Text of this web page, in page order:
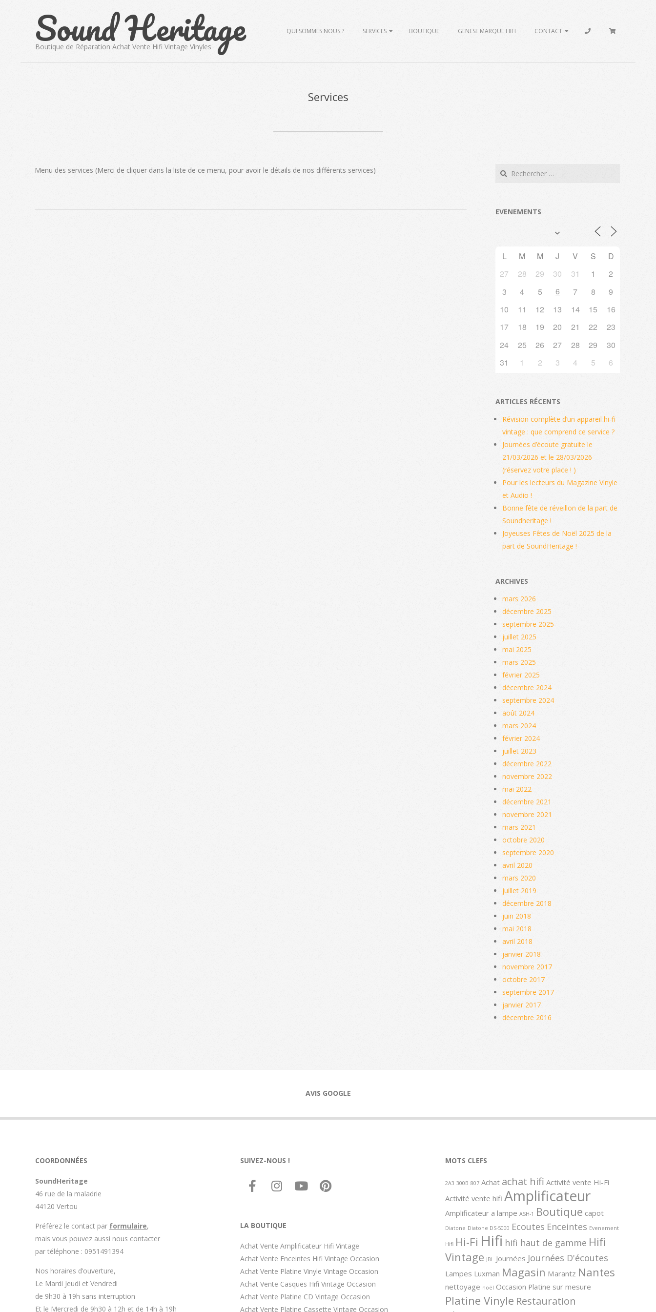
Sound Heritage
Boutique de Réparation Achat Vente Hifi Vintage Vinyles
PrimaryQUI SOMMES NOUS ? SERVICES BOUTIQUE GENESE MARQUE HIFI CONTACT
Services
Menu des services (Merci de cliquer dans la liste de ce menu, pour avoir le détails de nos différents services) Search
EVENEMENTS
L M M J V S
D
27
28 29 30 31 1
2
3
4 5 6 7 8
9
10
11 12 13 14 15
16
17
18 19 20 21 22
23
24
25 26 27 28 29
30
31
1 2 3 4 5 6
ARTICLES RÉCENTS
Révision complète d’un appareil hi‑fi
vintage : que comprend ce service ?
Journées d’écoute gratuite le
21/03/2026 et le 28/03/2026
(réservez votre place ! )
Pour les lecteurs du Magazine Vinyle
et Audio !
Bonne fête de réveillon de la part de
Soundheritage !
Joyeuses Fêtes de Noël 2025 de la
part de SoundHeritage !
ARCHIVES
mars 2026
décembre 2025
septembre 2025
juillet 2025
mai 2025
mars 2025
février 2025
décembre 2024
septembre 2024
août 2024
mars 2024
février 2024
juillet 2023
décembre 2022
novembre 2022
mai 2022
décembre 2021
novembre 2021
mars 2021
octobre 2020
septembre 2020
avril 2020
mars 2020
juillet 2019
décembre 2018
juin 2018
mai 2018
avril 2018
janvier 2018
novembre 2017
octobre 2017
septembre 2017
janvier 2017
décembre 2016
AVIS GOOGLE
COORDONNÉES
SoundHeritage
46 rue de la maladrie
44120 Vertou
Préférez le contact par formulaire,
mais vous pouvez aussi nous contacter
par téléphone : 0951491394
Nos horaires d’ouverture,
Le Mardi Jeudi et Vendredi
de 9h30 à 19h sans interruption
Et le Mercredi de 9h30 à 12h et de 14h à 19h
SUIVEZ-NOUS !
LA BOUTIQUE
Achat Vente Amplificateur Hifi Vintage
Achat Vente Enceintes Hifi Vintage Occasion
Achat Vente Platine Vinyle Vintage Occasion
Achat Vente Casques Hifi Vintage Occasion
Achat Vente Platine CD Vintage Occasion
Achat Vente Platine Cassette Vintage Occasion
MOTS CLEFS
2A3 300B 807 Achat achat hifi Activité vente Hi-Fi
Activité vente hifi Amplificateur
Amplificateur a lampe ASH-1 Boutique capot
Diatone Diatone DS-5000 Ecoutes Enceintes Evenement
Hifi Hi-Fi Hifi hifi haut de gamme Hifi
Vintage JBL Journées Journées D'écoutes
Lampes Luxman Magasin Marantz Nantes
nettoyage noël Occasion Platine sur mesure
Platine Vinyle Restauration